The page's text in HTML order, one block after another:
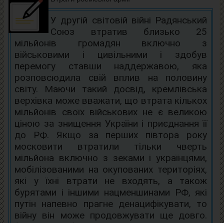
У другій світовій війні Радянський
Союз втратив близько 25
мільйонів громадян включно з
військовими і цивільними і здобув
перемогу ставши наддержавою, яка
розповсюдила свій вплив на половину
світу. Маючи такий досвід, кремлівська
верхівка може вважати, що втрата кількох
мільйонів своїх військових не є великою
ціною за знищення України і приєднання її
до РФ. Якщо за перших півтора року
московити втратили тільки чверть
мільйона включно з зеками і українцями,
мобілізованими на окупованих територіях,
які у їхні втрати не входять, а також
бурятами і іншими нацменшинами РФ, які
путін напевно прагне денацифікувати, то
війну він може продовжувати ще довго.